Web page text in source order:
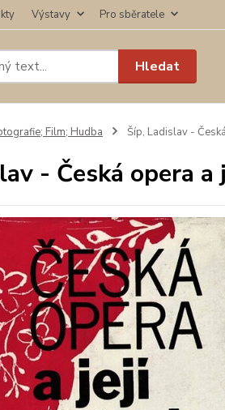
Výstavy Pro sběratele
Hledat
Film; Hudba Šíp, Ladislav -
- Česká opera